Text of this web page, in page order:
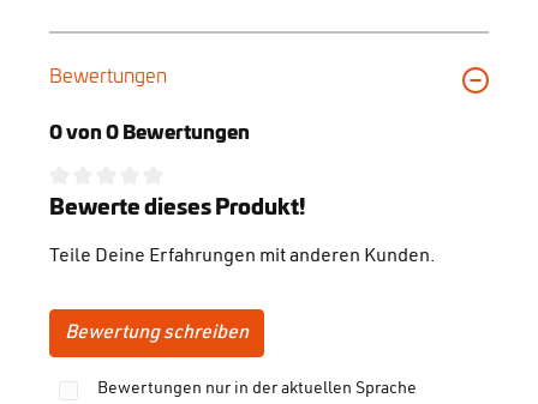
Bewertungen
0 von 0 Bewertungen
Durchschnittliche Bewertung von 0 von 5 Sternen
Bewerte dieses Produkt!
Teile Deine Erfahrungen mit anderen Kunden.
Bewertung schreiben
Bewertungen nur in der aktuellen Sprache